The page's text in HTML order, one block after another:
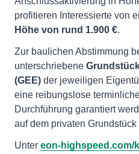
profitieren Interessierte von
Höhe von rund 1.900 €.
Zur baulichen Abstimmung
unterschriebene
(GEE) der jeweiligen
eine reibungslose
Durchführung garantiert
auf dem privaten
Unter eon-highspeed.com/